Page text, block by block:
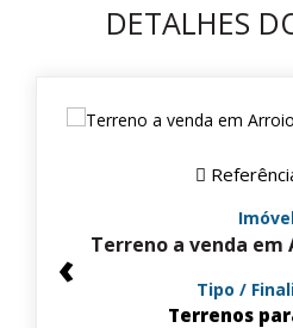
DETALHES
‹ Terreno a venda em
Tipo /
Terrenos